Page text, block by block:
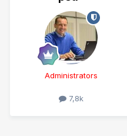
Administrators
7,8k